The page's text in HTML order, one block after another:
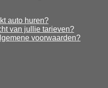
auto huren?
van jullie tarieven?
voorwaarden?